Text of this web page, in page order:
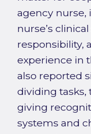
agency
nurse’s
responsibility,
experience in
also reported
dividing tasks,
giving
systems and